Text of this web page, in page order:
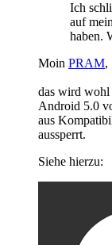
Ich
auf
haben.
Moin PRAM,
das wird wohl
Android 5.0
aus
aussperrt.
Siehe hierzu: